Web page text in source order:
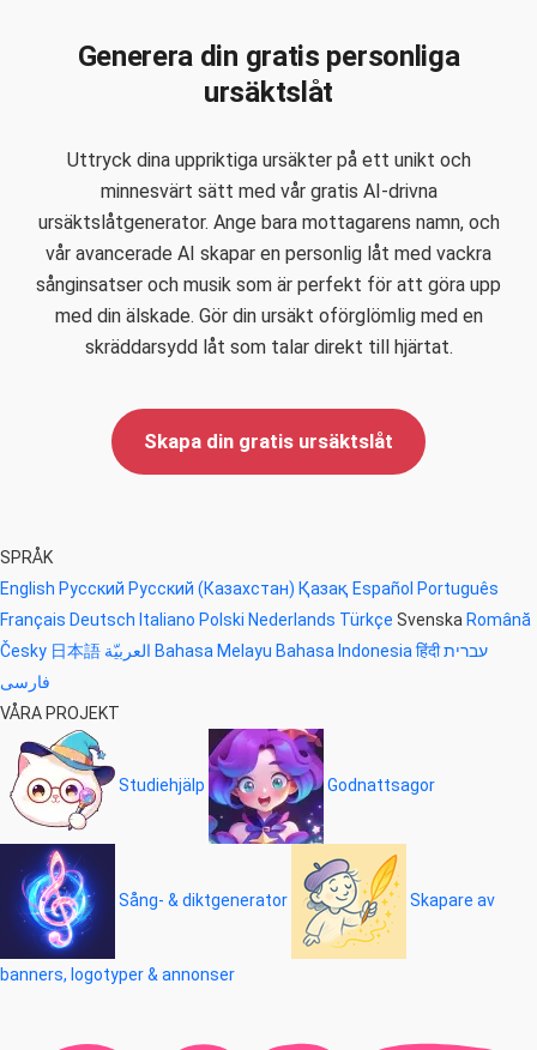
Generera din gratis personliga
ursäktslåt
Uttryck dina uppriktiga ursäkter på ett unikt och
minnesvärt sätt med vår gratis AI-drivna
ursäktslåtgenerator. Ange bara mottagarens namn, och
vår avancerade AI skapar en personlig låt med vackra
sånginsatser och musik som är perfekt för att göra upp
med din älskade. Gör din ursäkt oförglömlig med en
skräddarsydd låt som talar direkt till hjärtat.
Skapa din gratis ursäktslåt
SPRÅK
English Русский Русский (Казахстан) Қазақ Español Português
Français Deutsch Italiano Polski Nederlands Türkçe Svenska Română
Česky 日本語 Bahasa Melayu Bahasa Indonesia हिंदीעברית
فارسی
VÅRA PROJEKT
Studiehjälp Godnattsagor
Sång- & diktgenerator Skapare av
banners, logotyper & annonser